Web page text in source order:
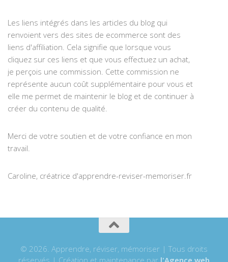
Les liens intégrés dans les articles du blog qui
renvoient vers des sites de ecommerce sont des
liens d'affiliation. Cela signifie que lorsque vous
cliquez sur ces liens et que vous effectuez un achat,
je perçois une commission. Cette commission ne
représente aucun coût supplémentaire pour vous et
elle me permet de maintenir le blog et de continuer à
créer du contenu de qualité.
Merci de votre soutien et de votre confiance en mon
travail.
Caroline, créatrice d'apprendre-reviser-memoriser.fr
© 2026. Apprendre, réviser, mémoriser | Tous droits